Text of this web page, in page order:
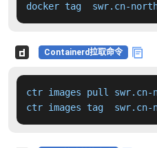
docker tag  swr.cn-
Containerd拉取命令
ctr images pull swr.cn-
ctr images tag  swr.cn-